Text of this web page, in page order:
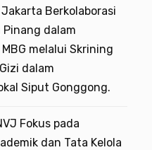
Jakarta Berkolaborasi
Pinang dalam
melalui Skrining
dalam
Siput Gonggong.
Fokus pada
dan Tata Kelola